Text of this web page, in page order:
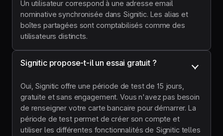
Un utilisateur correspond à une adresse email
nominative synchronisée dans Signitic. Les alias et
boîtes partagées sont comptabilisés comme des
utilisateurs distincts.
Signitic propose-t-il un essai gratuit ?
Oui, Signitic offre une période de test de 15 jours,
gratuite et sans engagement. Vous n'avez pas besoin
de renseigner votre carte bancaire pour démarrer. La
période de test permet de créer son compte et
utiliser les différentes fonctionnalités de Signitic telles